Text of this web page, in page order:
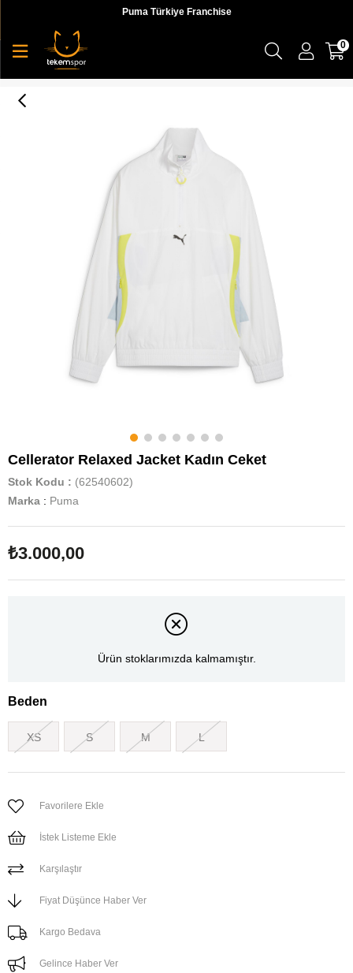
Puma Türkiye Franchise
0
Cellerator Relaxed Jacket Kadın Ceket
Stok Kodu
(62540602)
Marka : Puma
₺3.000,00
Ürün stoklarımızda kalmamıştır.
Beden
XS S M L
Favorilere Ekle
İstek Listeme Ekle
Karşılaştır
Fiyat Düşünce Haber Ver
Kargo Bedava
Gelince Haber Ver